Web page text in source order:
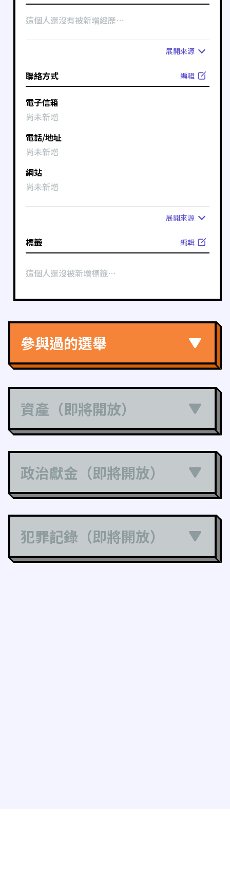
這個人還沒有被新增經歷⋯
展開來源
聯絡方式 編輯
電子信箱
尚未新增
電話/地址
尚未新增
網站
尚未新增
展開來源
標籤 編輯
這個人還沒被新增標籤⋯
參與過的選舉
資產（即將開放）
政治獻金（即將開放）
犯罪記錄（即將開放）